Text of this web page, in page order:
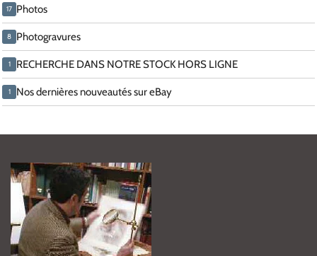
17 Photos
8 Photogravures
1 RECHERCHE DANS NOTRE STOCK HORS LIGNE
1 Nos dernières nouveautés sur eBay